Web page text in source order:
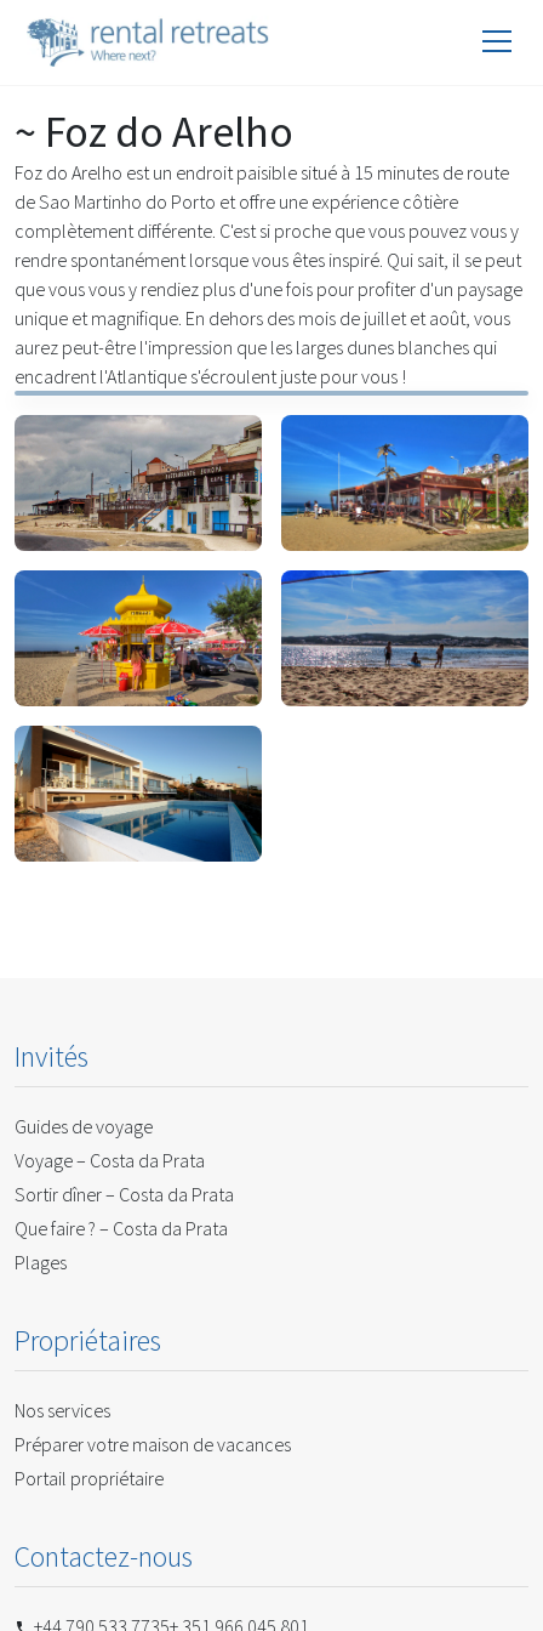
~ Foz do Arelho
Foz do Arelho est un endroit paisible situé à 15 minutes de route
de Sao Martinho do Porto et offre une expérience côtière
complètement différente. C'est si proche que vous pouvez vous y
rendre spontanément lorsque vous êtes inspiré. Qui sait, il se peut
que vous vous y rendiez plus d'une fois pour profiter d'un paysage
unique et magnifique. En dehors des mois de juillet et août, vous
aurez peut-être l'impression que les larges dunes blanches qui
encadrent l'Atlantique s'écroulent juste pour vous !
À manger À boire
Pour magasiner
Invités
Guides de voyage
Voyage – Costa da Prata
Sortir dîner – Costa da Prata
Que faire ? – Costa da Prata
Plages
Propriétaires
Nos services
Préparer votre maison de vacances
Portail propriétaire
Contactez-nous
+44 790 533 7735+ 351 966 045 801